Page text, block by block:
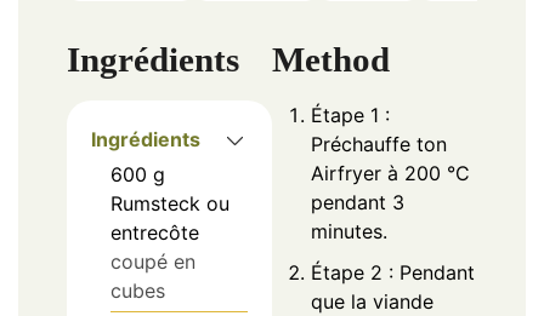
Ingrédients
Ingrédients
600 g
Rumsteck ou
entrecôte
coupé en
cubes
Method
Étape 1 :
Préchauffe ton
Airfryer à 200 °C
pendant 3
minutes.
Étape 2 : Pendant
que la viande